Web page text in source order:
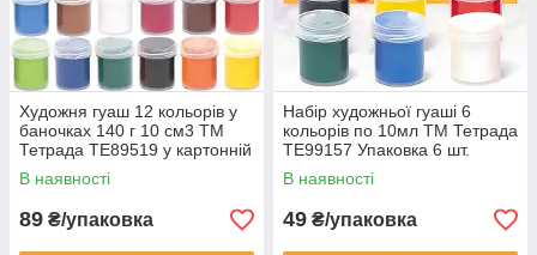
Художня гуаш 12 кольорів у
баночках 140 г 10 см3 ТМ
Тетрада ТЕ89519 у картонній
коробці
В наявності
89 ₴/упаковка
Набір художньої гуаші 6
кольорів по 10мл ТМ Тетрада
ТЕ99157 Упаковка 6 шт.
В наявності
49 ₴/упаковка